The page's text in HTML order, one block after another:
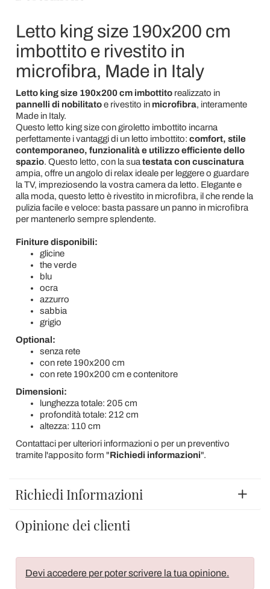
Letto king size 190x200 cm
imbottito e rivestito in
microfibra, Made in Italy
Letto king size 190x200 cm imbottitorealizzato in
pannelli di nobilitatoe rivestito in microfibra, interamente
Made in Italy.
Questo letto king size con giroletto imbottito incarna
perfettamente i vantaggi di un letto imbottito: comfort, stile
contemporaneo, funzionalità e utilizzo efficiente dello
spazio. Questo letto, con la sua testata con cuscinatura
ampia, offre un angolo di relax ideale per leggere o guardare
la TV, impreziosendo la vostra camera da letto. Elegante e
alla moda, questo letto è rivestito in microfibra, il che rende la
pulizia facile e veloce: basta passare un panno in microfibra
per mantenerlo sempre splendente.
Finiture disponibili:
glicine
the verde
blu
ocra
azzurro
sabbia
grigio
Optional:
senza rete
con rete 190x200 cm
con rete 190x200 cm e contenitore
Dimensioni:
lunghezza totale: 205 cm
profondità totale: 212 cm
altezza: 110 cm
Contattaci per ulteriori informazioni o per un preventivo
tramite l'apposito form "Richiedi informazioni".
Richiedi Informazioni
Opinione dei clienti
Devi accedere per poter scrivere la tua opinione.